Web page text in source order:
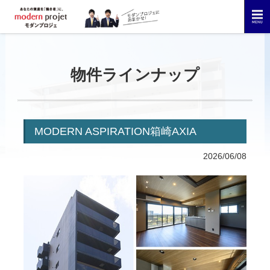
物件ラインナップ
MODERN ASPIRATION箱崎AXIA
2026/06/08